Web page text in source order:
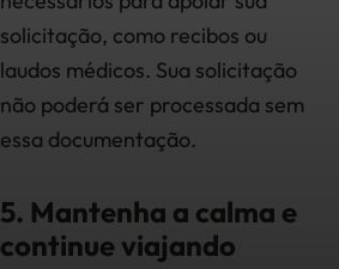
solicitação, como recibos ou
laudos médicos. Sua solicitação
não poderá ser processada sem
essa documentação.
5. Mantenha a calma e
continue viajando